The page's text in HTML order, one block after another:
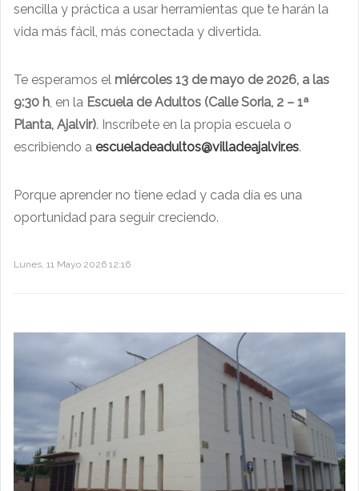
sencilla y práctica a usar herramientas que te harán la
vida más fácil, más conectada y divertida.
Te esperamos el miércoles 13 de mayo de 2026, a las
9:30 h , en la Escuela de Adultos (Calle Soria, 2 – 1ª
Planta, Ajalvir). Inscríbete en la propia escuela o
escribiendo a escueladeadultos@villadeajalvir.es.
Porque aprender no tiene edad y cada día es una
oportunidad para seguir creciendo.
Lunes, 11 Mayo 2026 12:16